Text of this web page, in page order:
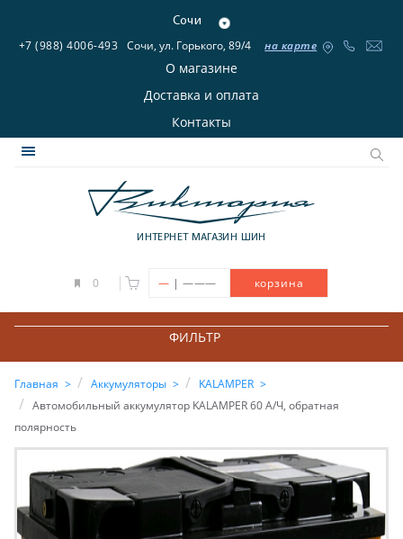
Сочи
+7 (988) 4006-493 Сочи, ул. Горького, 89/4 на карте
О магазине
Доставка и оплата
Контакты
ИНТЕРНЕТ МАГАЗИН ШИН
0 — | ——— корзина
ФИЛЬТР
Главная Аккумуляторы
KALAMPER
Автомобильный аккумулятор KALAMPER 60 А/Ч, обратная
полярность